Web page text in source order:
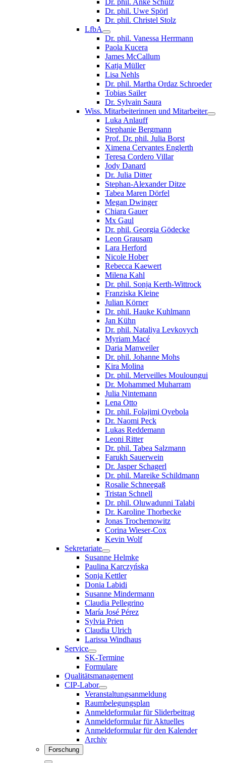
Dr. phil. Uwe Spörl
Dr. phil. Christel Stolz
LfbA
Dr. phil. Vanessa Herrmann
Paola Kucera
James McCallum
Katja Müller
Lisa Nehls
Dr. phil. Martha Ordaz Schroeder
Tobias Sailer
Dr. Sylvain Saura
Wiss. Mitarbeiterinnen und Mitarbeiter
Luka Anlauff
Stephanie Bergmann
Prof. Dr. phil. Julia Borst
Ximena Cervantes Englerth
Teresa Cordero Villar
Jody Danard
Dr. Julia Ditter
Stephan-Alexander Ditze
Tabea Maren Dörfel
Megan Dwinger
Chiara Gauer
Mx Gaul
Dr. phil. Georgia Gödecke
Leon Grausam
Lara Herford
Nicole Hober
Rebecca Kaewert
Milena Kahl
Dr. phil. Sonja Kerth-Wittrock
Franziska Kleine
Julian Körner
Dr. phil. Hauke Kuhlmann
Jan Kühn
Dr. phil. Nataliya Levkovych
Myriam Macé
Daria Manweiler
Dr. phil. Johanne Mohs
Kira Molina
Dr. phil. Merveilles Mouloungui
Dr. Mohammed Muharram
Julia Nintemann
Lena Otto
Dr. phil. Folajimi Oyebola
Dr. Naomi Peck
Lukas Reddemann
Leoni Ritter
Dr. phil. Tabea Salzmann
Farukh Sauerwein
Dr. Jasper Schagerl
Dr. phil. Mareike Schildmann
Rosalie Schneegaß
Tristan Schnell
Dr. phil. Oluwadunni Talabi
Dr. Karoline Thorbecke
Jonas Trochemowitz
Corina Wieser-Cox
Kevin Wolf
Sekretariate
Susanne Helmke
Paulina Karczyńska
Sonja Kettler
Donia Labidi
Susanne Mindermann
Claudia Pellegrino
María José Pérez
Sylvia Prien
Claudia Ulrich
Larissa Windhaus
Service
SK-Termine
Formulare
Qualitätsmanagement
CIP-Labor
Veranstaltungsanmeldung
Raumbelegungsplan
Anmeldeformular für Sliderbeitrag
Anmeldeformular für Aktuelles
Anmeldeformular für den Kalender
Archiv
Forschung